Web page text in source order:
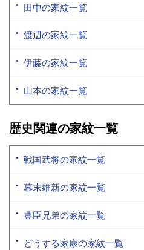
田中の家紋一覧
渡辺の家紋一覧
伊藤の家紋一覧
山本の家紋一覧
歴史関連の家紋一覧
戦国武将の家紋一覧
幕末維新の家紋一覧
豊臣兄弟の家紋一覧
どうする家康の家紋一覧